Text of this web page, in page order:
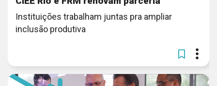
Instituições trabalham juntas pra ampliar
inclusão produtiva